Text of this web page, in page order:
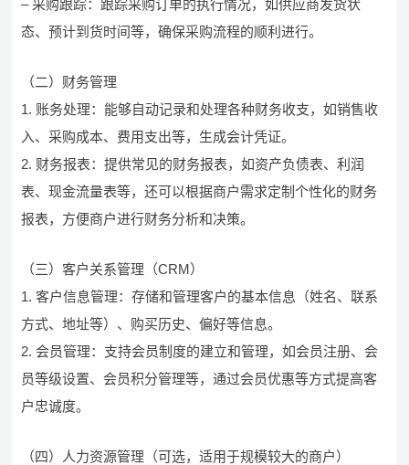
– 采购跟踪：跟踪采购订单的执行情况，如供应商发货状
态、预计到货时间等，确保采购流程的顺利进行。
（二）财务管理
1. 账务处理：能够自动记录和处理各种财务收支，如销售收
入、采购成本、费用支出等，生成会计凭证。
2. 财务报表：提供常见的财务报表，如资产负债表、利润
表、现金流量表等，还可以根据商户需求定制个性化的财务
报表，方便商户进行财务分析和决策。
（三）客户关系管理（CRM）
1. 客户信息管理：存储和管理客户的基本信息（姓名、联系
方式、地址等）、购买历史、偏好等信息。
2. 会员管理：支持会员制度的建立和管理，如会员注册、会
员等级设置、会员积分管理等，通过会员优惠等方式提高客
户忠诚度。
（四）人力资源管理（可选，适用于规模较大的商户）